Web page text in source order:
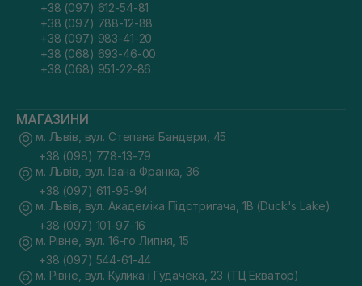
+38 (097) 612-54-81
+38 (097) 788-12-88
+38 (097) 983-41-20
+38 (068) 693-46-00
+38 (068) 951-22-86
МАГАЗИНИ
м. Львів, вул. Степана Бандери, 45
+38 (098) 778-13-79
м. Львів, вул. Івана Франка, 36
+38 (097) 611-95-94
м. Львів, вул. Академіка Підстригача, 1В (Duck's Lake)
+38 (097) 101-97-16
м. Рівне, вул. 16-го Липня, 15
+38 (097) 544-61-44
м. Рівне, вул. Кулика і Гудачека, 23 (ТЦ Екватор)